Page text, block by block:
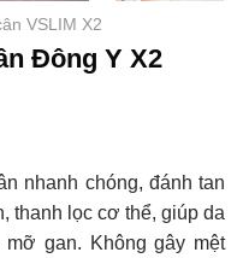
VSLIM X2
Đông Y X2
nhanh chóng, đánh tan
thanh lọc cơ thể, giúp da
gan. Không gây mệt